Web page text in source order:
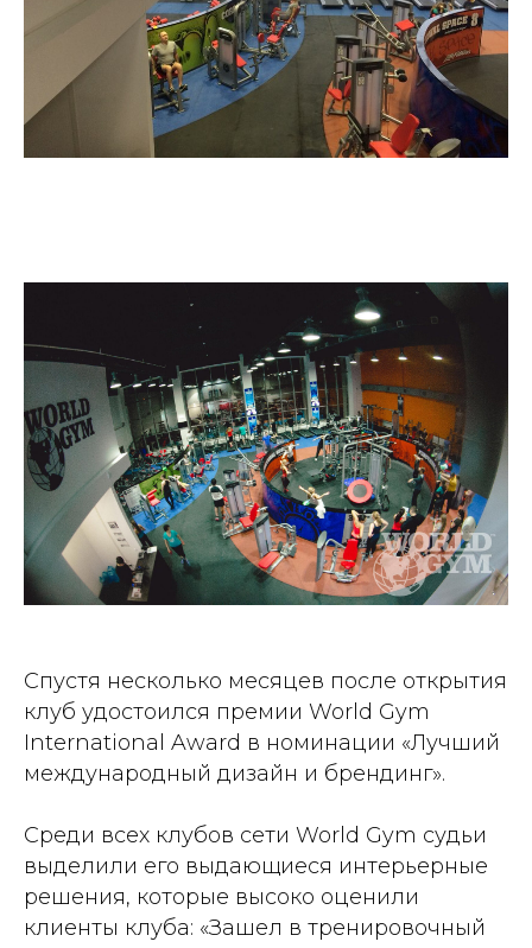
Спустя несколько месяцев после открытия
клуб удостоился премии World Gym
International Award в номинации «Лучший
международный дизайн и брендинг».
Среди всех клубов сети World Gym судьи
выделили его выдающиеся интерьерные
решения, которые высоко оценили
клиенты клуба: «Зашел в тренировочный